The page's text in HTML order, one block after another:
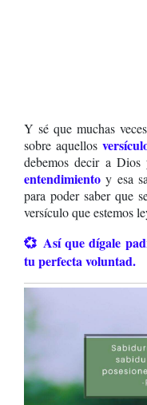
Y sé que muchas
sobre aquellos
debemos decir a Dios
entendimiento y esa
para poder saber que
versículo que estemos
💞 Así que dígale
tu perfecta voluntad.